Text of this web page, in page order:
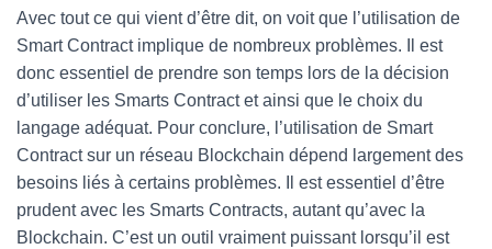
Avec tout ce qui vient d’être dit, on voit que l’utilisation de
Smart Contract implique de nombreux problèmes. Il est
donc essentiel de prendre son temps lors de la décision
d’utiliser les Smarts Contract et ainsi que le choix du
langage adéquat. Pour conclure, l’utilisation de Smart
Contract sur un réseau Blockchain dépend largement des
besoins liés à certains problèmes. Il est essentiel d’être
prudent avec les Smarts Contracts, autant qu’avec la
Blockchain. C’est un outil vraiment puissant lorsqu’il est